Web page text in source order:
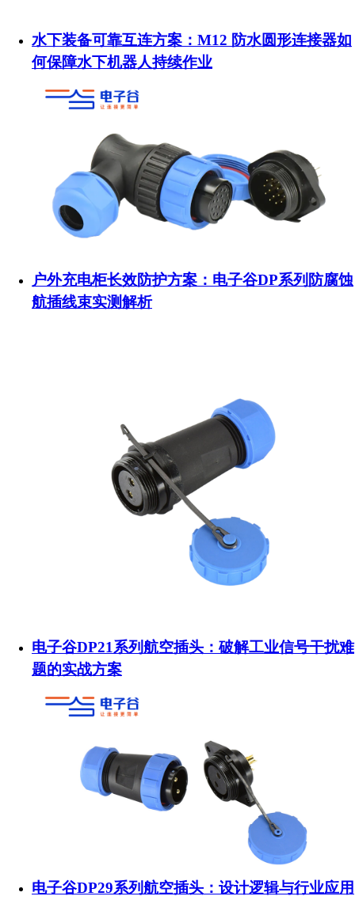
水下装备可靠互连方案：M12 防水圆形连接器如
何保障水下机器人持续作业
户外充电柜长效防护方案：电子谷DP系列防腐蚀
航插线束实测解析
电子谷DP21系列航空插头：破解工业信号干扰难
题的实战方案
电子谷DP29系列航空插头：设计逻辑与行业应用